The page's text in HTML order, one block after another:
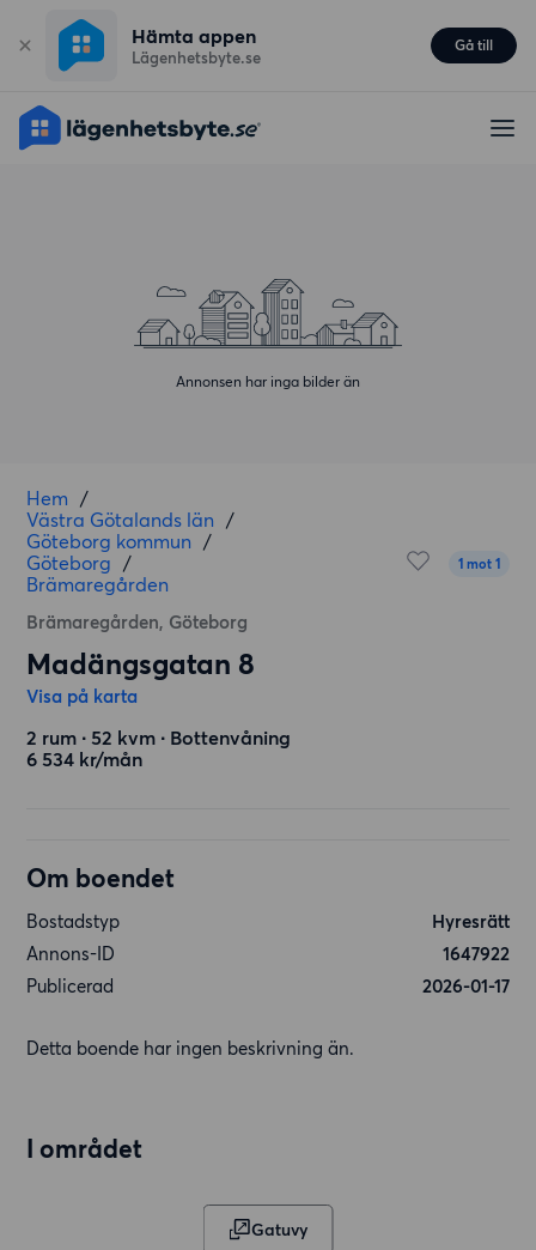
Hämta appen
Lägenhetsbyte.se
Gå till
Annonsen har inga bilder än
Hem /
Västra Götalands län /
Göteborg kommun /
Göteborg /
Brämaregården
Brämaregården, Göteborg
1 mot 1
Madängsgatan 8
Visa på karta
2 rum ∙ 52 kvm ∙ Bottenvåning
6 534 kr/mån
Om boendet
Bostadstyp
Hyresrätt
Annons-ID
1647922
Publicerad
2026-01-17
Detta boende har ingen beskrivning än.
I området
Gatuvy